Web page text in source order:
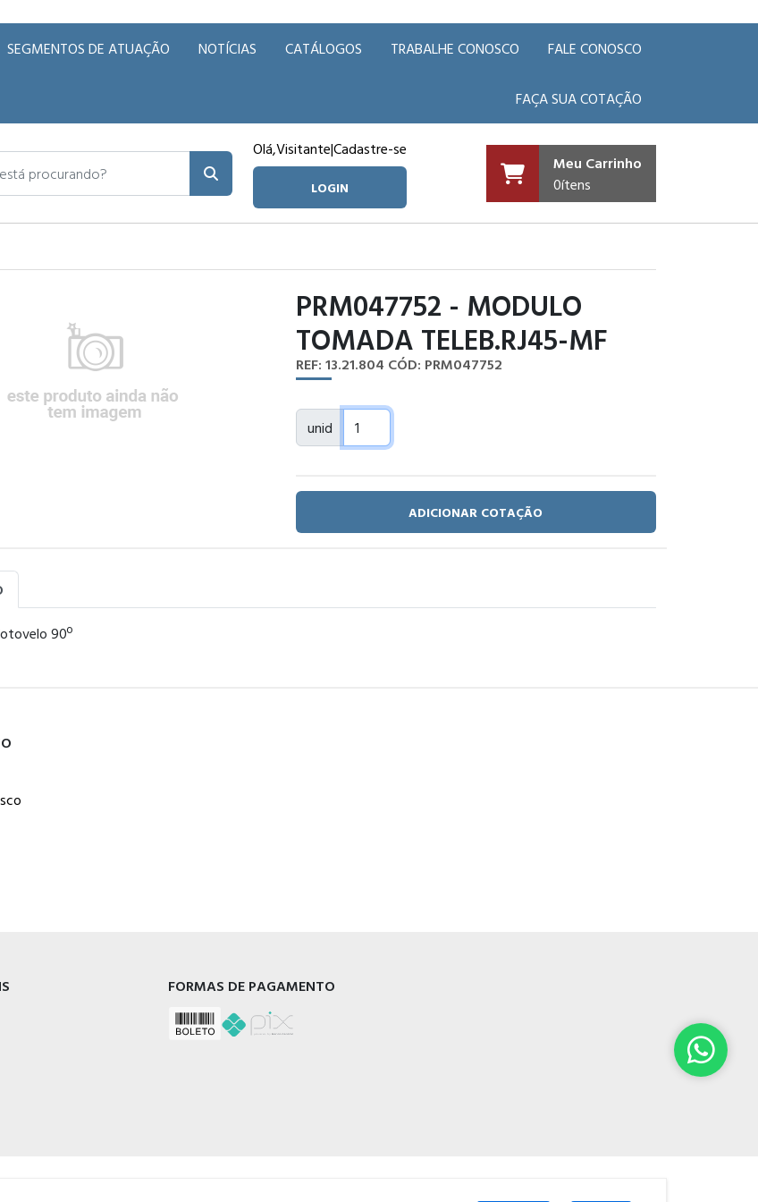
SEGMENTOS DE ATUAÇÃO NOTÍCIAS CATÁLOGOS TRABALHE CONOSCO FALE CONOSCO
FAÇA SUA COTAÇÃO
Olá,Visitante|Cadastre-se
LOGIN
Meu Carrinho
0ítens
PRM047752 - MODULO
TOMADA TELEB.RJ45-MF
REF: 13.21.804 CÓD: PRM047752
unid
ADICIONAR COTAÇÃO
90º
FORMAS DE PAGAMENTO
Powered by: